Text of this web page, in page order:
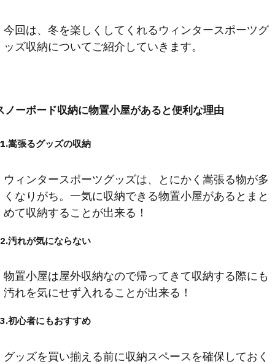
今回は、冬を楽しくしてくれるウィンタースポーツグ
ッズ収納についてご紹介していきます。
ノーボード収納に物置小屋があると便利な理由
1.嵩張るグッズの収納
ウィンタースポーツグッズは、とにかく嵩張る物が多
くなりがち。一気に収納できる物置小屋があるとまと
めて収納することが出来る！
2.汚れが気にならない
物置小屋は屋外収納なので帰ってきて収納する際にも
汚れを気にせず入れることが出来る！
3.初心者にもおすすめ
グッズを買い揃える前に収納スペースを確保しておく